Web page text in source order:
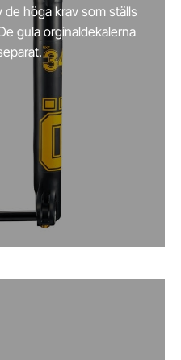
de höga krav som ställs
gula orginaldekalerna